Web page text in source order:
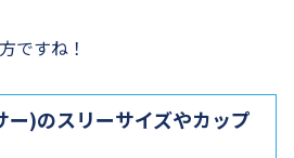
ですね！
ー)のスリーサイズやカップ